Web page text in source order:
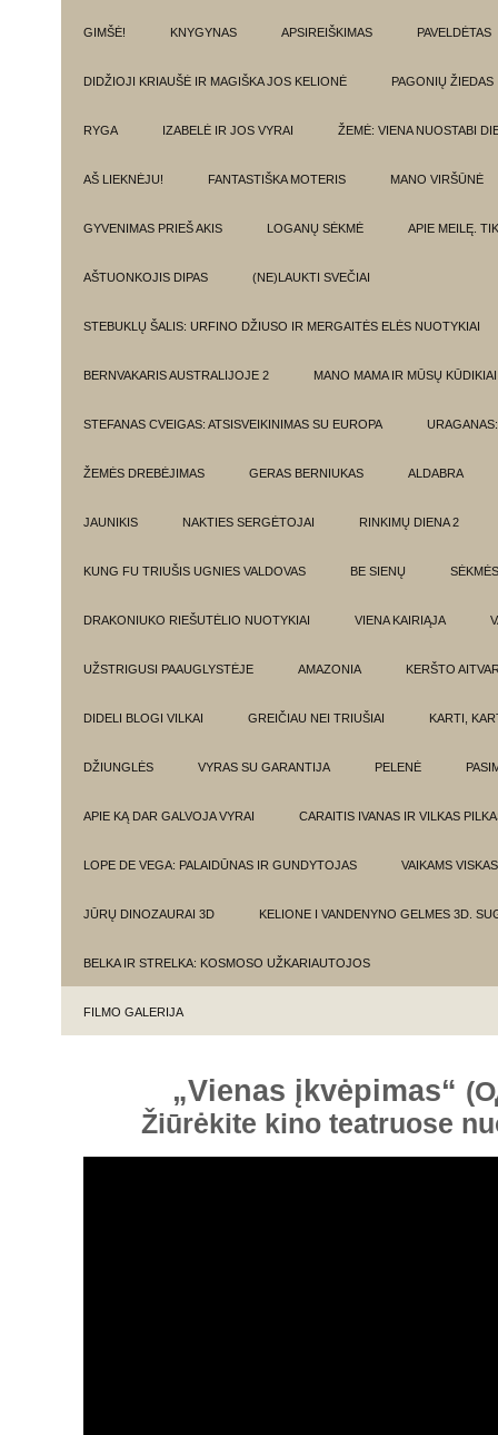
GIMŠĖ! KNYGYNAS APSIREIŠKIMAS PAVELDĖTAS
DIDŽIOJI KRIAUŠĖ IR MAGIŠKA JOS KELIONĖ PAGONIŲ ŽIEDAS
RYGA IZABELĖ IR JOS VYRAI ŽEMĖ: VIENA NUOSTABI
AŠ LIEKNĖJU! FANTASTIŠKA MOTERIS MANO VIRŠŪNĖ
GYVENIMAS PRIEŠ AKIS LOGANŲ SĖKMĖ APIE MEILĘ.
AŠTUONKOJIS DIPAS (NE)LAUKTI SVEČIAI
STEBUKLŲ ŠALIS: URFINO DŽIUSO IR MERGAITĖS ELĖS NUOTYKIAI
BERNVAKARIS AUSTRALIJOJE 2 MANO MAMA IR MŪSŲ KŪDIKIAI
STEFANAS CVEIGAS: ATSISVEIKINIMAS SU EUROPA
ŽEMĖS DREBĖJIMAS GERAS BERNIUKAS ALDABRA
JAUNIKIS NAKTIES SERGĖTOJAI RINKIMŲ DIENA 2
KUNG FU TRIUŠIS UGNIES VALDOVAS BE SIENŲ
DRAKONIUKO RIEŠUTĖLIO NUOTYKIAI VIENA KAIRIĄJA
UŽSTRIGUSI PAAUGLYSTĖJE AMAZONIA KERŠTO
DIDELI BLOGI VILKAI GREIČIAU NEI TRIUŠIAI KARTI,
DŽIUNGLĖS VYRAS SU GARANTIJA PELENĖ
APIE KĄ DAR GALVOJA VYRAI CARAITIS IVANAS IR VILKAS
LOPE DE VEGA: PALAIDŪNAS IR GUNDYTOJAS VAIKAMS
JŪRŲ DINOZAURAI 3D KELIONE I VANDENYNO GELMES 3D.
BELKA IR STRELKA: KOSMOSO UŽKARIAUTOJOS
FILMO GALERIJA
„Vienas įkvėpimas“
Žiūrėkite kino teatruose